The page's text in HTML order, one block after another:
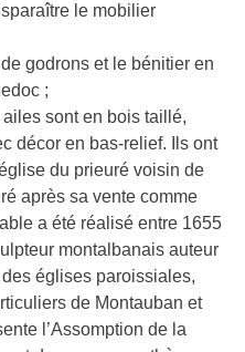
le mobilier
godrons et le bénitier en
;
sont en bois taillé,
décor en bas-relief. Ils ont
du prieuré voisin de
après sa vente comme
a été réalisé entre 1655
montalbanais auteur
églises paroissiales,
de Montauban et
l’Assomption de la